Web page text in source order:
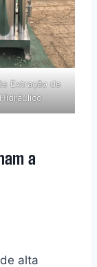
Extração de
a
alta